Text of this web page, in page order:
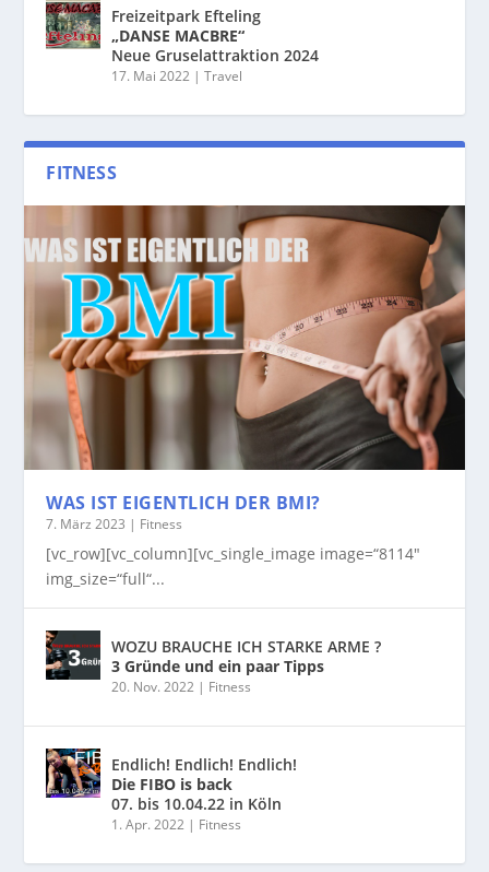
Freizeitpark Efteling
„DANSE MACBRE“
Neue Gruselattraktion 2024
17. Mai 2022 |Travel
FITNESS
WAS IST EIGENTLICH DER BMI?
7. März 2023 | Fitness
[vc_row][vc_column][vc_single_image image=“8114″
img_size=“full“...
WOZU BRAUCHE ICH STARKE ARME ?
3 Gründe und ein paar Tipps
20. Nov. 2022 | Fitness
Endlich! Endlich! Endlich!
Die FIBO is back
07. bis 10.04.22 in Köln
1. Apr. 2022 | Fitness